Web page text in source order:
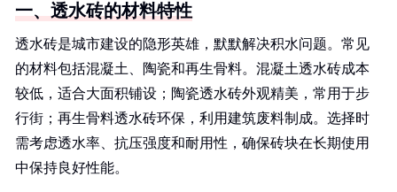
一、透水砖的材料特性
透水砖是城市建设的隐形英雄，默默解决积水问题。常见
的材料包括混凝土、陶瓷和再生骨料。混凝土透水砖成本
较低，适合大面积铺设；陶瓷透水砖外观精美，常用于步
行街；再生骨料透水砖环保，利用建筑废料制成。选择时
需考虑透水率、抗压强度和耐用性，确保砖块在长期使用
中保持良好性能。